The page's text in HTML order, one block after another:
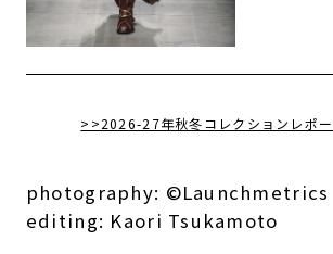
>>2026-27年秋冬コレクションレポ
photography: ©Launchmetrics
editing: Kaori Tsukamoto